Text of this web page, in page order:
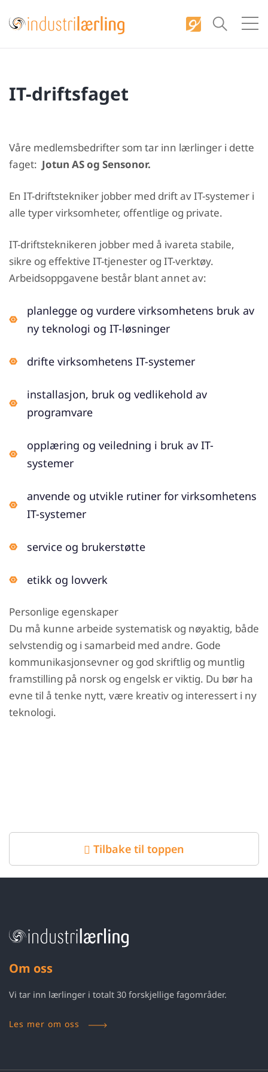
IT-driftsfaget
Våre medlemsbedrifter som tar inn lærlinger i dette
faget: Jotun AS og Sensonor.
En IT-driftstekniker jobber med drift av IT-systemer i
alle typer virksomheter, offentlige og private.
IT-driftsteknikeren jobber med å ivareta stabile,
sikre og effektive IT-tjenester og IT-verktøy.
Arbeidsoppgavene består blant annet av:
planlegge og vurdere virksomhetens bruk av
ny teknologi og IT-løsninger
drifte virksomhetens IT-systemer
installasjon, bruk og vedlikehold av
programvare
opplæring og veiledning i bruk av IT-
systemer
anvende og utvikle rutiner for virksomhetens
IT-systemer
service og brukerstøtte
etikk og lovverk
Personlige egenskaper
Du må kunne arbeide systematisk og nøyaktig, både
selvstendig og i samarbeid med andre. Gode
kommunikasjonsevner og god skriftlig og muntlig
framstilling på norsk og engelsk er viktig. Du bør ha
evne til å tenke nytt, være kreativ og interessert i ny
teknologi.
Tilbake til toppen
Om oss
Vi tar inn lærlinger i totalt 30 forskjellige fagområder.
Les mer om oss